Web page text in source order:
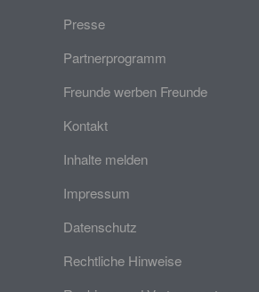
Presse
Partnerprogramm
Freunde werben Freunde
Kontakt
Inhalte melden
Impressum
Datenschutz
Rechtliche Hinweise